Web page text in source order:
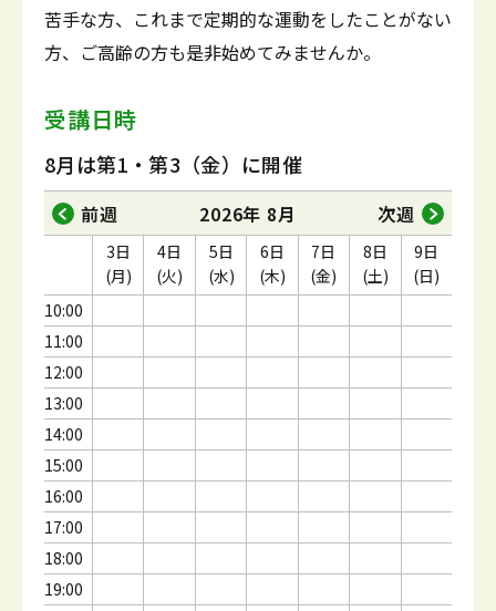
苦手な方、これまで定期的な運動をしたことがない
方、ご高齢の方も是非始めてみませんか。
受講日時
8月は第1・第3（金）に開催
前週 2026年 8月 次週
10:00
11:00
12:00
13:00
14:00
15:00
16:00
17:00
18:00
19:00
3日
(月)
4日
(火)
5日
(水)
6日
(木)
7日
(金)
8日
(土)
9日
(日)